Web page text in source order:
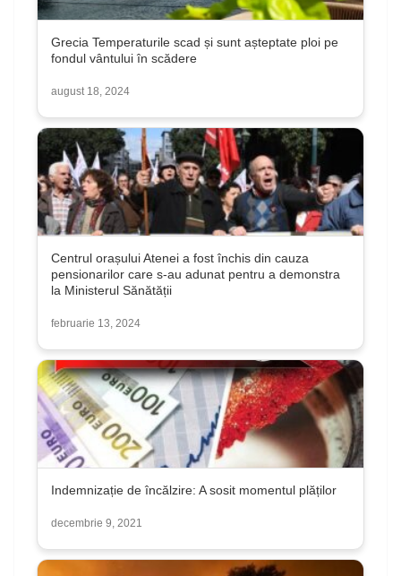
Grecia Temperaturile scad și sunt așteptate ploi pe
fondul vântului în scădere
august 18, 2024
Centrul orașului Atenei a fost închis din cauza
pensionarilor care s-au adunat pentru a demonstra
la Ministerul Sănătății
februarie 13, 2024
Indemnizație de încălzire: A sosit momentul plăților
decembrie 9, 2021